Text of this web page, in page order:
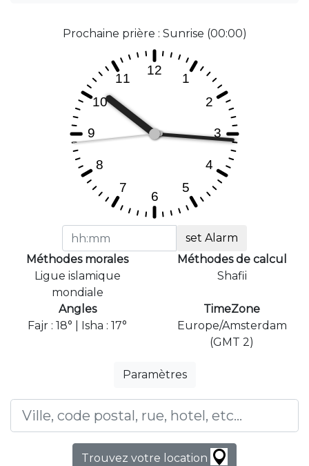
Prochaine prière : Sunrise (00:00)
set Alarm
Méthodes morales
Ligue islamique
mondiale
Méthodes de calcul
Shafii
Angles
Fajr : 18° | Isha : 17°
TimeZone
Europe/Amsterdam
(GMT 2)
Paramètres
Trouvez votre location